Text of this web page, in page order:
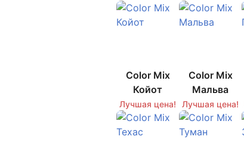
Color Mix
Койот
Лучшая цена!
Color Mix
Мальва
Лучшая цена!